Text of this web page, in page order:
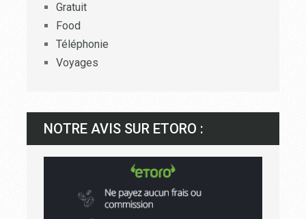
Gratuit
Food
Téléphonie
Voyages
NOTRE AVIS SUR ETORO :